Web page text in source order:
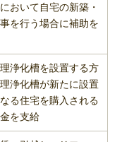
おいて自宅の新築・
を行う場合に補助を
浄化槽を設置する方
浄化槽が新たに設置
る住宅を購入される
を支給